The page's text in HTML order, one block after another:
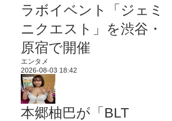
ラボイベント「ジェミ
ニクエスト」を渋谷・
原宿で開催
エンタメ
2026-08-03 18:42
本郷柚巴が「BLT